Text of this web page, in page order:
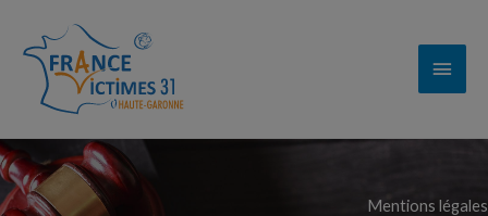
contenu
Mentions légales